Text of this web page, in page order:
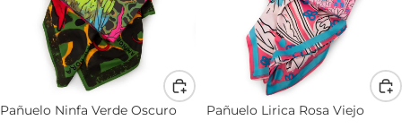
Pañuelo Ninfa Verde Oscuro Pañuelo Lirica Rosa Viejo